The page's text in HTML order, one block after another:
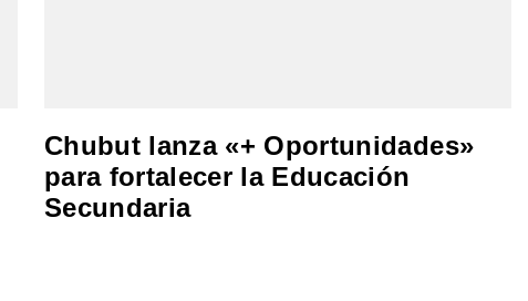
Chubut lanza «+ Oportunidades»
para fortalecer la Educación
Secundaria